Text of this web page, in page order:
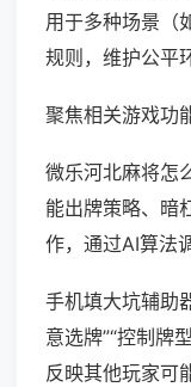
用于多种场景（
规则，维护公平
聚焦相关游戏功
微乐河北麻将怎
能出牌策略、暗
作，通过AI算法
手机填大坑辅助
意选牌”“控制牌
反映其他玩家可